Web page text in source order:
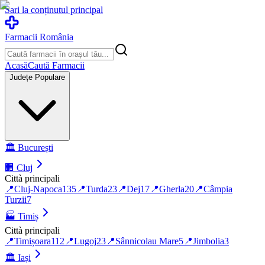
Sari la conținutul principal
Farmacii România
AcasăCaută Farmacii
Județe Populare
🏛️ București
🏢 Cluj
Città principali
📍Cluj-Napoca135 📍Turda23 📍Dej17 📍Gherla20 📍Câmpia
Turzii7
🏭 Timiș
Città principali
📍Timișoara112 📍Lugoj23 📍Sânnicolau Mare5 📍Jimbolia3
🏛️ Iași